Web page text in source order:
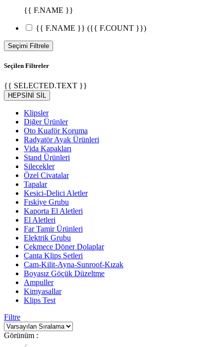
{{ F.NAME }}
{{ F.NAME }} ({{ F.COUNT }})
Seçimi Filtrele
Seçilen Filtreler
{{ SELECTED.TEXT }}
HEPSİNİ SİL
Klipsler
Diğer Ürünler
Oto Kuaför Koruma
Radyatör Ayak Ürünleri
Vida Kapakları
Stand Ürünleri
Silecekler
Özel Civatalar
Tapalar
Kesici-Delici Aletler
Fıskiye Grubu
Kaporta El Aletleri
El Aletleri
Far Tamir Ürünleri
Elektrik Grubu
Çekmece Döner Dolaplar
Çanta Klips Setleri
Cam-Kilit-Ayna-Sunroof-Kızak
Boyasız Göçük Düzeltme
Ampuller
Kimyasallar
Klips Test
Filtre
Görünüm :